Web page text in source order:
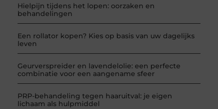
Hielpijn tijdens het lopen: oorzaken en
behandelingen
Een rollator kopen? Kies op basis van uw dagelijks
leven
Geurverspreider en lavendelolie: een perfecte
combinatie voor een aangename sfeer
PRP-behandeling tegen haaruitval: je eigen
lichaam als hulpmiddel